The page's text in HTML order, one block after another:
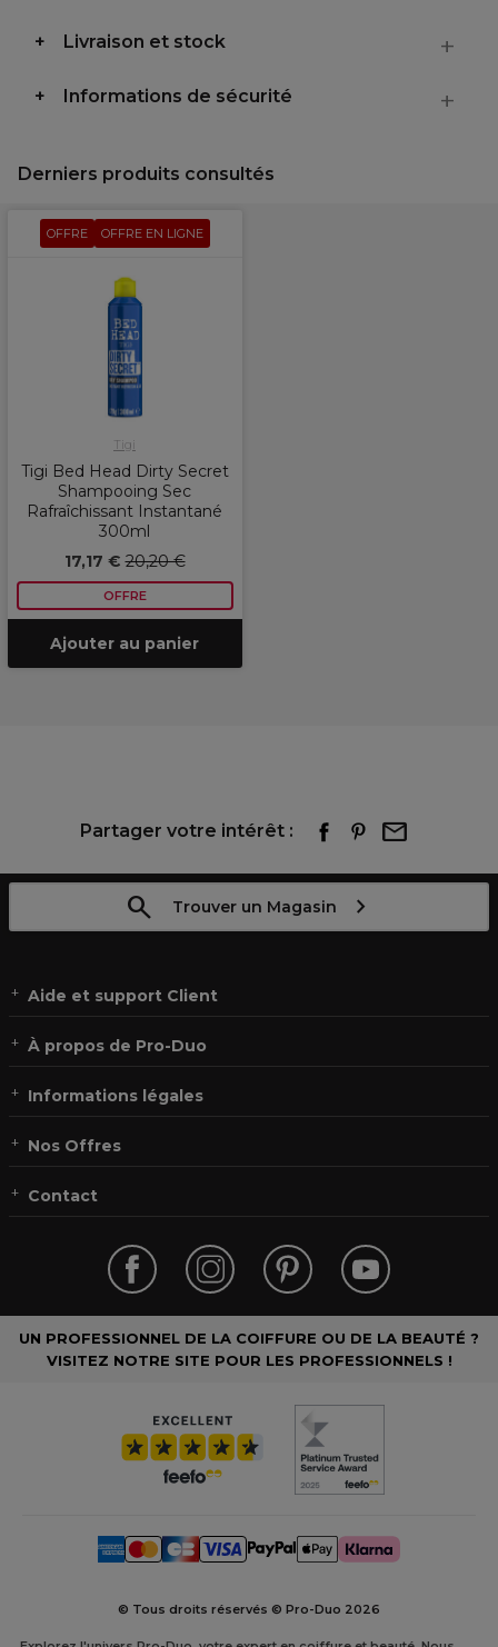
Livraison et stock
Informations de sécurité
Derniers produits consultés
OFFRE OFFRE EN LIGNE
Tigi
Tigi Bed Head Dirty Secret
Shampooing Sec
Rafraîchissant Instantané
300ml
17,17 €20,20 €
OFFRE
Ajouter au panier
Partager votre intérêt :
Trouver un Magasin
Aide et support Client
À propos de Pro-Duo
Informations légales
Nos Offres
Contact
UN PROFESSIONNEL DE LA COIFFURE OU DE LA BEAUTÉ ?
VISITEZ NOTRE SITE POUR LES PROFESSIONNELS !
© Tous droits réservés © Pro-Duo 2026